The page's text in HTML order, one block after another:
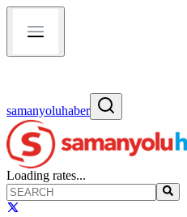
samanyoluhaber
Loading rates...